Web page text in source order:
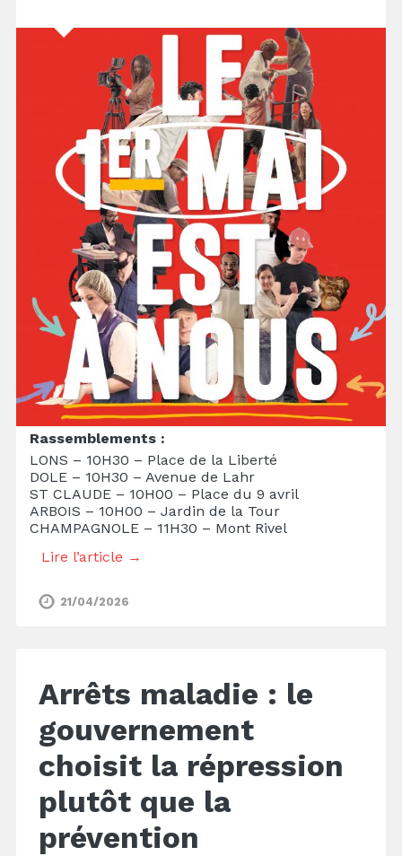
Rassemblements :
LONS – 10H30 – Place de la Liberté
DOLE – 10H30 – Avenue de Lahr
ST CLAUDE – 10H00 – Place du 9 avril
ARBOIS – 10H00 – Jardin de la Tour
CHAMPAGNOLE – 11H30 – Mont Rivel
Lire l’article →
21/04/2026
Arrêts maladie : le
gouvernement
choisit la répression
plutôt que la
prévention